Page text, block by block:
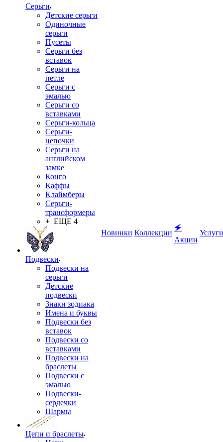
Серьги
Детские серьги
Одиночные
серьги
Пусеты
Серьги без
вставок
Серьги на
петле
Серьги с
эмалью
Серьги со
вставками
Серьги-кольца
Серьги-
цепочки
Серьги на
английском
замке
Конго
Каффы
Клаймберы
Серьги-
трансформеры
+ ЕЩЕ 4
Подвески
Подвески на
серьги
Детские
подвески
Знаки зодиака
Имена и буквы
Подвески без
вставок
Подвески со
вставками
Подвески на
браслеты
Подвески с
эмалью
Подвески-
сердечки
Шармы
Цепи и браслеты
Новинки Коллекции
🗲
Акции
Услуги